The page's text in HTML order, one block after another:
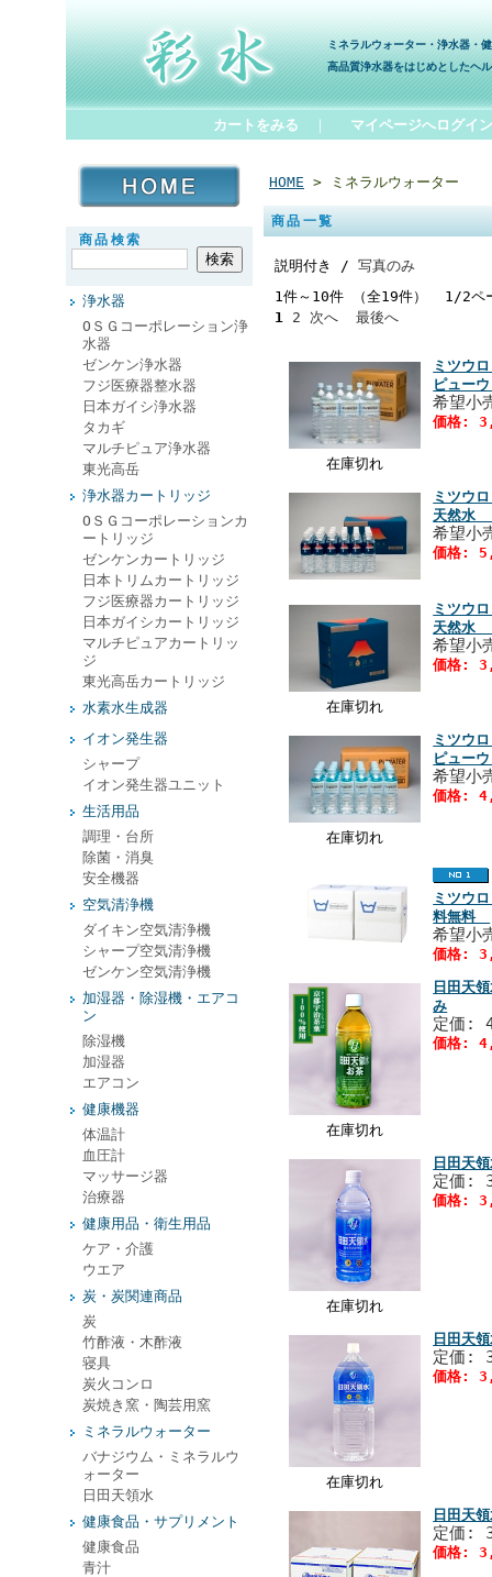
ミネラルウォーター・浄水器・
高品質浄水器をはじめとしたヘ
カートをみる マイページへログイン
商品検索
浄水器
ОＳＧコーポレーション浄
水器
ゼンケン浄水器
フジ医療器整水器
日本ガイシ浄水器
タカギ
マルチピュア浄水器
東光高岳
浄水器カートリッジ
ОＳＧコーポレーションカ
ートリッジ
ゼンケンカートリッジ
日本トリムカートリッジ
フジ医療器カートリッジ
日本ガイシカートリッジ
マルチピュアカートリッ
ジ
東光高岳カートリッジ
水素水生成器
イオン発生器
シャープ
イオン発生器ユニット
生活用品
調理・台所
除菌・消臭
安全機器
空気清浄機
ダイキン空気清浄機
シャープ空気清浄機
ゼンケン空気清浄機
加湿器・除湿機・エアコ
ン
除湿機
加湿器
エアコン
健康機器
体温計
血圧計
マッサージ器
治療器
健康用品・衛生用品
ケア・介護
ウエア
炭・炭関連商品
炭
竹酢液・木酢液
寝具
炭火コンロ
炭焼き窯・陶芸用窯
ミネラルウォーター
バナジウム・ミネラルウ
ォーター
日田天領水
健康食品・サプリメント
健康食品
青汁
HOME > ミネラルウォーター
商品一覧
説明付き / 写真のみ
1件～10件 （全19件） 1/2ペ
1 2 次へ 最後へ
在庫切れ
ミツウ
ピュー
希望
価格:
ミツウ
天然水
希望小
価格:
在庫切れ
ミツウ
天然水
希望小
価格:
在庫切れ
ミツウ
ピュー
希望
価格:
ミツウ
料無料
希望小
価格:
在庫切れ
日田天
み
定価:
価格:
在庫切れ
日田天
定価:
価格:
在庫切れ
日田天
定価:
価格:
日田天
定価:
価格: